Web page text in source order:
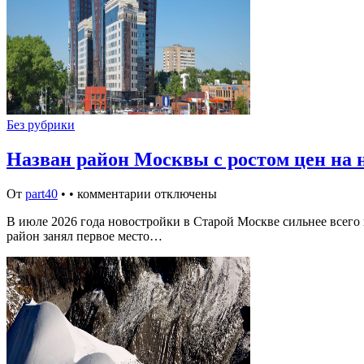
Без рубрики
Назван район Москвы с ростом цен на
От part40 • • комментарии отключены
В июле 2026 года новостройки в Старой Москве сильнее
район занял первое место…